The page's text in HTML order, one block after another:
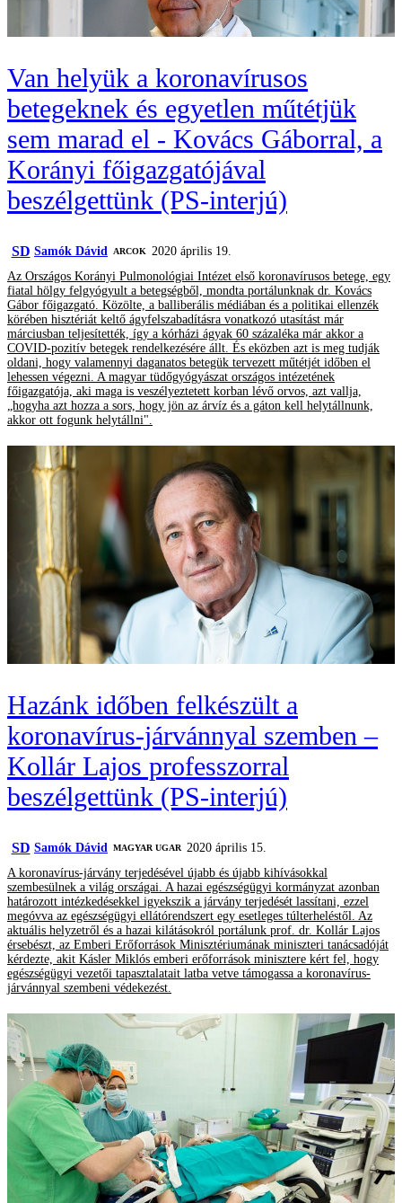
Van helyük a koronavírusos
betegeknek és egyetlen műtétjük
sem marad el - Kovács Gáborral, a
Korányi főigazgatójával
beszélgettünk (PS-interjú)
SD Samók Dávid ARCOK
2020 április 19.
Az Országos Korányi Pulmonológiai Intézet első koronavírusos betege, egy
fiatal hölgy felgyógyult a betegségből, mondta portálunknak dr. Kovács
Gábor főigazgató. Közölte, a balliberális médiában és a politikai ellenzék
körében hisztériát keltő ágyfelszabadításra vonatkozó utasítást már
márciusban teljesítették, így a kórházi ágyak 60 százaléka már akkor a
COVID-pozitív betegek rendelkezésére állt. És eközben azt is meg tudják
oldani, hogy valamennyi daganatos betegük tervezett műtétjét időben el
lehessen végezni. A magyar tüdőgyógyászat országos intézetének
főigazgatója, aki maga is veszélyeztetett korban lévő orvos, azt vallja,
„hogyha azt hozza a sors, hogy jön az árvíz és a gáton kell helytállnunk,
akkor ott fogunk helytállni".
Hazánk időben felkészült a
koronavírus-járvánnyal szemben –
Kollár Lajos professzorral
beszélgettünk (PS-interjú)
SD Samók Dávid MAGYAR UGAR
2020 április 15.
A koronavírus-járvány terjedésével újabb és újabb kihívásokkal
szembesülnek a világ országai. A hazai egészségügyi kormányzat azonban
határozott intézkedésekkel igyekszik a járvány terjedését lassítani, ezzel
megóvva az egészségügyi ellátórendszert egy esetleges túlterheléstől. Az
aktuális helyzetről és a hazai kilátásokról portálunk prof. dr. Kollár Lajos
érsebészt, az Emberi Erőforrások Minisztériumának miniszteri tanácsadóját
kérdezte, akit Kásler Miklós emberi erőforrások minisztere kért fel, hogy
egészségügyi vezetői tapasztalatait latba vetve támogassa a koronavírus-
járvánnyal szembeni védekezést.